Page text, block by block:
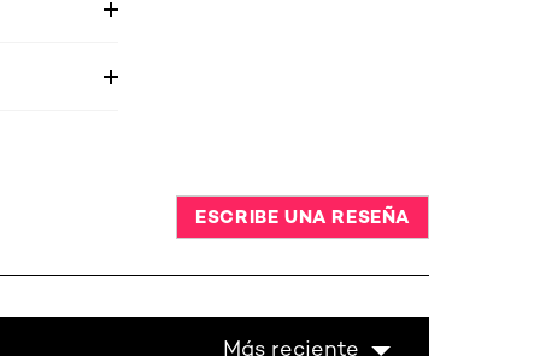
ESCRIBE UNA RESEÑA
Más reciente